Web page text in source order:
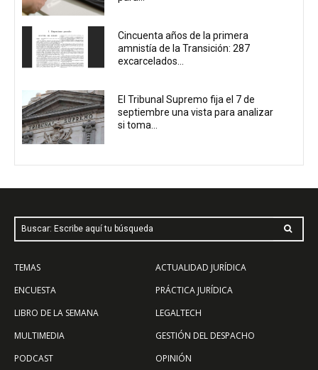
Cincuenta años de la primera
amnistía de la Transición: 287
excarcelados...
El Tribunal Supremo fija el 7 de
septiembre una vista para analizar
si toma...
Buscar: Escribe aquí tu búsqueda
TEMAS
ENCUESTA
LIBRO DE LA SEMANA
MULTIMEDIA
PODCAST
ACTUALIDAD JURÍDICA
PRÁCTICA JURÍDICA
LEGALTECH
GESTIÓN DEL DESPACHO
OPINIÓN